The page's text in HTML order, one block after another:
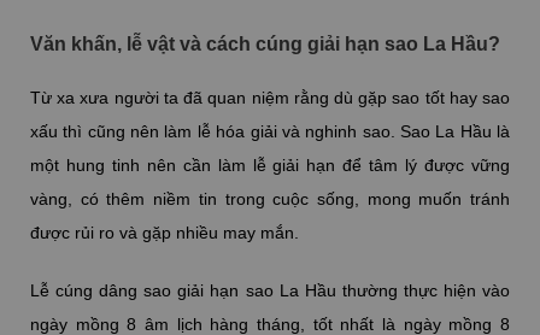
Văn khấn, lễ vật và cách cúng giải hạn sao La Hầu?
Từ xa xưa người ta đã quan niệm rằng dù gặp sao tốt hay sao
xấu thì cũng nên làm lễ hóa giải và nghinh sao. Sao La Hầu là
một hung tinh nên cần làm lễ giải hạn để tâm lý được vững
vàng, có thêm niềm tin trong cuộc sống, mong muốn tránh
được rủi ro và gặp nhiều may mắn.
Lễ cúng dâng sao giải hạn sao La Hầu thường thực hiện vào
ngày mồng 8 âm lịch hàng tháng, tốt nhất là ngày mồng 8